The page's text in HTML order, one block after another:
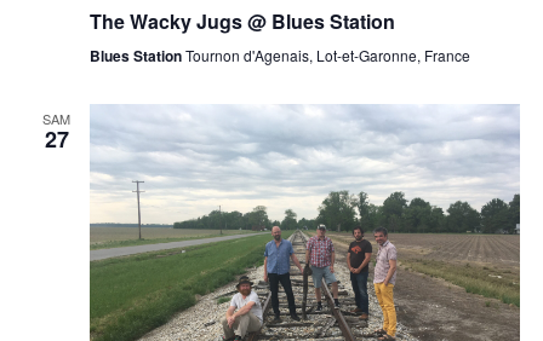
The Wacky Jugs @ Blues Station
Blues StationTournon d'Agenais, Lot-et-Garonne, France
SAM
27